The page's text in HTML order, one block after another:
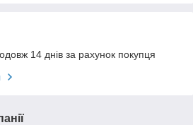
14 днів за рахунок покупця